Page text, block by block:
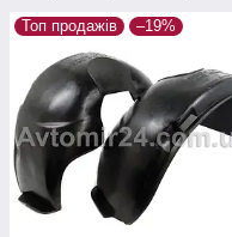
Топ продажів –19%